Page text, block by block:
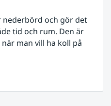
nederbörd och gör det
tid och rum. Den är
man vill ha koll på